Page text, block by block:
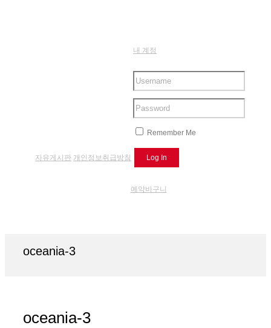
자유게시판 개인정보취급방침
내 계정
Remember Me
예약바구니
oceania-3
oceania-3